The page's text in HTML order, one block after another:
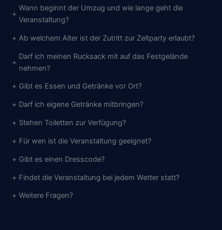
+
Wann beginnt der Umzug und wie lange geht die
Veranstaltung?
+ Ab welchem Alter ist der Zutritt zur Zeltparty erlaubt?
+
Darf ich meinen Rucksack mit auf das Festgelände
nehmen?
+ Gibt es Essen und Getränke vor Ort?
+ Darf ich eigene Getränke mitbringen?
+ Stehen Toiletten zur Verfügung?
+ Für wen ist die Veranstaltung geeignet?
+ Gibt es einen Dresscode?
+ Findet die Veranstaltung bei jedem Wetter statt?
+ Weitere Fragen?